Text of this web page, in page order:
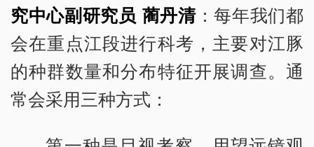
究中心副研究员 蔺丹清：每年我们都
会在重点江段进行科考，主要对江豚
的种群数量和分布特征开展调查。通
常会采用三种方式：